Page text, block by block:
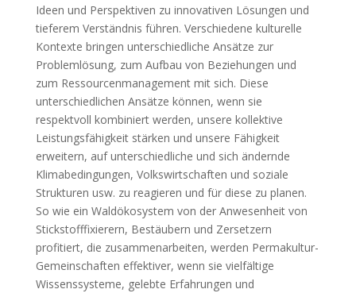
Ideen und Perspektiven zu innovativen Lösungen und
tieferem Verständnis führen. Verschiedene kulturelle
Kontexte bringen unterschiedliche Ansätze zur
Problemlösung, zum Aufbau von Beziehungen und
zum Ressourcenmanagement mit sich. Diese
unterschiedlichen Ansätze können, wenn sie
respektvoll kombiniert werden, unsere kollektive
Leistungsfähigkeit stärken und unsere Fähigkeit
erweitern, auf unterschiedliche und sich ändernde
Klimabedingungen, Volkswirtschaften und soziale
Strukturen usw. zu reagieren und für diese zu planen.
So wie ein Waldökosystem von der Anwesenheit von
Stickstofffixierern, Bestäubern und Zersetzern
profitiert, die zusammenarbeiten, werden Permakultur-
Gemeinschaften effektiver, wenn sie vielfältige
Wissenssysteme, gelebte Erfahrungen und